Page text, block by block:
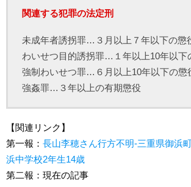
関連する犯罪の法定刑
未成年者誘拐罪…３月以上７年以下の懲
わいせつ目的誘拐罪…１年以上10年以下
強制わいせつ罪…６月以上10年以下の懲
強姦罪…３年以上の有期懲役
【関連リンク】
第一報： 長山李穂さん行方不明-三重県御浜
浜中学校2年生14歳
第二報：現在の記事